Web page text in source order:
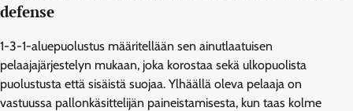
defense
1-3-1-aluepuolustus määritellään sen ainutlaatuisen
pelaajajärjestelyn mukaan, joka korostaa sekä ulkopuolista
puolustusta että sisäistä suojaa. Ylhäällä oleva pelaaja on
vastuussa pallonkäsittelijän paineistamisesta, kun taas kolme